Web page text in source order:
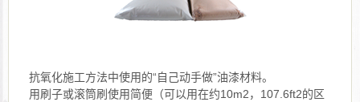
抗氧化施工方法中使用的“自己动手做”油漆材料。
用刷子或滚筒刷使用简便（可以用在约10m2，107.6ft2的区